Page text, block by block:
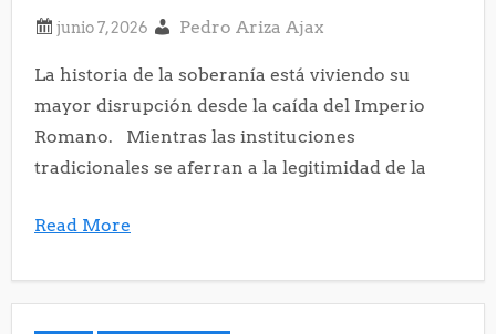
Pedro Ariza Ajax
La historia de la soberanía está viviendo su
mayor disrupción desde la caída del Imperio
Romano. Mientras las instituciones
tradicionales se aferran a la legitimidad de la
Read More